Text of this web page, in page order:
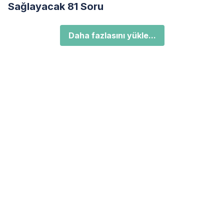
Sağlayacak 81 Soru
Daha fazlasını yükle...